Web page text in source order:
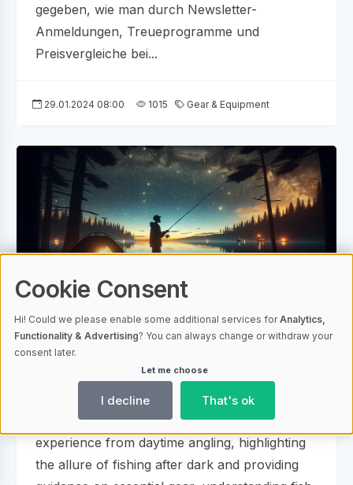
gegeben, wie man durch Newsletter-
Anmeldungen, Treueprogramme und
Preisvergleiche bei...
29.01.2024 08:00 1015 Gear & Equipment
AI-generated
Unlocking the Mystery: Fishing in the Dark
This article introduces night fishing as an
exciting activity that offers a different
experience from daytime angling, highlighting
the allure of fishing after dark and providing
Cookie Consent
Hi! Could we please enable some additional services forAnalytics,
Functionality & Advertising? You can always change or withdraw your
consent later.
Let me choose
I decline That's ok